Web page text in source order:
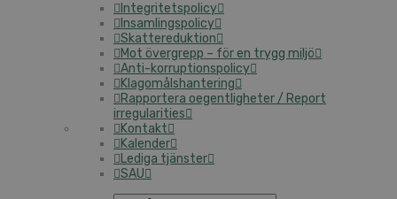
Integritetspolicy
Insamlingspolicy
Skattereduktion
Mot övergrepp – för en trygg miljö
Anti-korruptionspolicy
Klagomålshantering
Rapportera oegentligheter / Report
irregularities
Kontakt
Kalender
Lediga tjänster
SAU